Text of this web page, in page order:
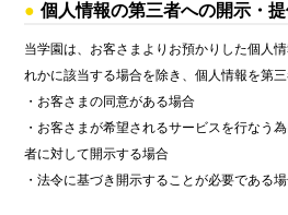
個人情報の第三者への開示・
当学園は、お客さまよりお預かりした個人
れかに該当する場合を除き、個人情報を第三
・お客さまの同意がある場合
・お客さまが希望されるサービスを行なう
者に対して開示する場合
・法令に基づき開示することが必要である